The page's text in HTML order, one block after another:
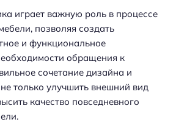
играет важную роль в процессе
позволяя создать
и функциональное
обращения к
сочетание дизайна и
только улучшить внешний вид
качество повседневного